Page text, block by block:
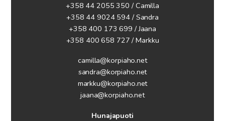
+358 44 2055 350 / Camilla
+358 44 9024 594 / Sandra
+358 400 173 699 / Jaana
+358 400 658 727 / Markku
camilla@korpiaho.net
sandra@korpiaho.net
markku@korpiaho.net
jaana@korpiaho.net
Hunajapuoti